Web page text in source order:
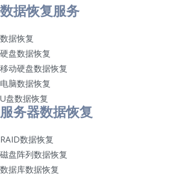
数据恢复服务
数据恢复
硬盘数据恢复
移动硬盘数据恢复
电脑数据恢复
U盘数据恢复
服务器数据恢复
RAID数据恢复
磁盘阵列数据恢复
数据库数据恢复